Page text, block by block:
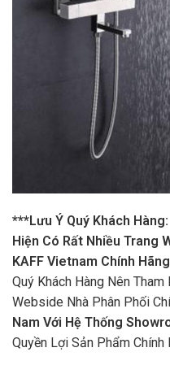
***Lưu Ý Quý Khách Hàng:
Hiện Có Rất Nhiều Trang
KAFF Vietnam Chính
Quý Khách Hàng Nên
Webside Nhà Phân Phối
Nam Với Hệ Thống
Quyền Lợi Sản Phẩm Chính